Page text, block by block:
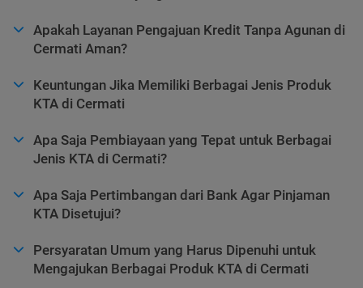
Apakah Layanan Pengajuan Kredit Tanpa Agunan di
Cermati Aman?
Keuntungan Jika Memiliki Berbagai Jenis Produk
KTA di Cermati
Apa Saja Pembiayaan yang Tepat untuk Berbagai
Jenis KTA di Cermati?
Apa Saja Pertimbangan dari Bank Agar Pinjaman
KTA Disetujui?
Persyaratan Umum yang Harus Dipenuhi untuk
Mengajukan Berbagai Produk KTA di Cermati